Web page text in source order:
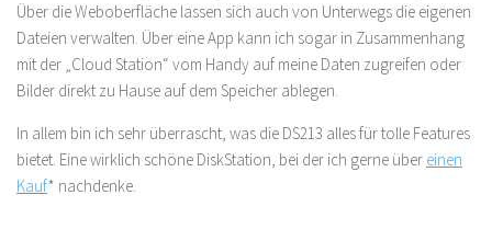
Über die Weboberfläche lassen sich auch von Unterwegs die eigenen
Dateien verwalten. Über eine App kann ich sogar in Zusammenhang
mit der „Cloud Station“ vom Handy auf meine Daten zugreifen oder
Bilder direkt zu Hause auf dem Speicher ablegen.
In allem bin ich sehr überrascht, was die DS213 alles für tolle Features
bietet. Eine wirklich schöne DiskStation, bei der ich gerne über einen
Kauf* nachdenke.